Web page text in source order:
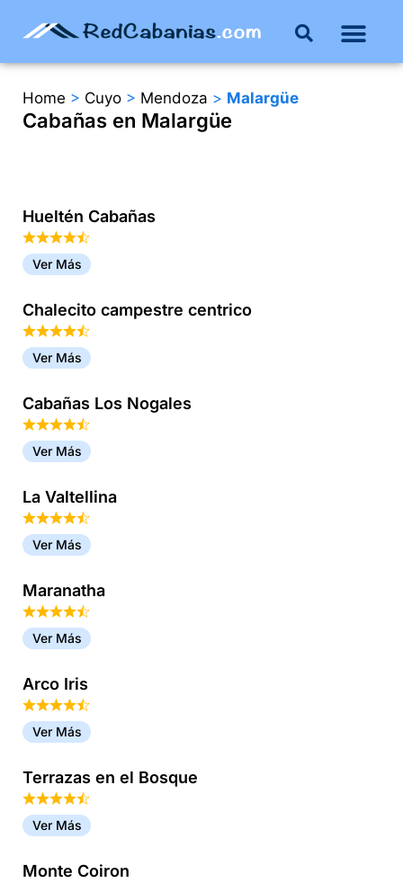
Home > Cuyo > Mendoza > Malargüe
Cabañas en Malargüe
Hueltén Cabañas
Ver Más
Chalecito campestre centrico
Ver Más
Cabañas Los Nogales
Ver Más
La Valtellina
Ver Más
Maranatha
Ver Más
Arco Iris
Ver Más
Terrazas en el Bosque
Ver Más
Monte Coiron